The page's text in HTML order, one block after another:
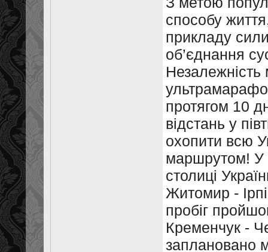
способу
прикладу сили
об’єднання
протягом 10
відстань у
охопити всю
маршрутом! У
столиці
Житомир -
пробіг
Кременчук -
заплановано